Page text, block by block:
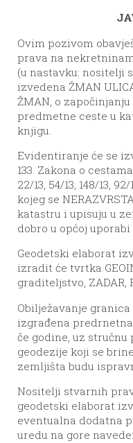
Ovim pozivom
prava na
(u nastavku: nositelji
izvedena ŽMAN
ŽMAN, o
predmetne ceste u
knjigu.
Evidentiranje će se
133. Zakona o
22/13, 54/13, 148/13,
kojeg se
katastru i upisuju u
dobro u općoj
Geodetski elaborat
izradit će tvrtka
graditeljstvo, ZADAR,
Obilježavanje
izgrađena
če godine, uz stručnu
geodezije koji se
zemljišta budu
Nositelji stvarnih
geodetski elaborat
eventualna dodatna
uredu na gore